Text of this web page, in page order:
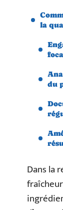
la
du
Dans la